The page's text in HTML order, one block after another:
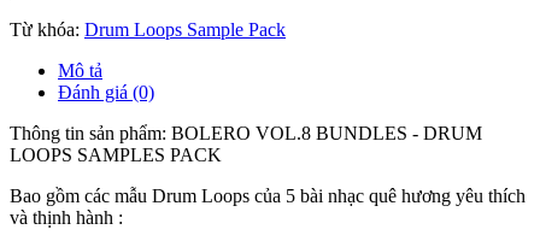
Từ khóa: Drum Loops Sample Pack
Mô tả
Đánh giá (0)
Thông tin sản phẩm: BOLERO VOL.8 BUNDLES - DRUM
LOOPS SAMPLES PACK
Bao gồm các mẫu Drum Loops của 5 bài nhạc quê hương yêu thích
và thịnh hành :